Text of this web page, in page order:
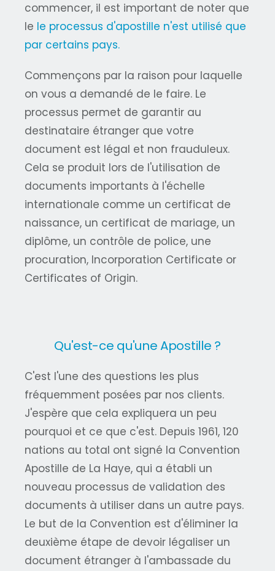
commencer, il est important de noter que
le le processus d'apostille n'est utilisé que
par certains pays.
Commençons par la raison pour laquelle
on vous a demandé de le faire. Le
processus permet de garantir au
destinataire étranger que votre
document est légal et non frauduleux.
Cela se produit lors de l'utilisation de
documents importants à l'échelle
internationale comme un certificat de
naissance, un certificat de mariage, un
diplôme, un contrôle de police, une
procuration, Incorporation Certificate or
Certificates of Origin.
Qu'est-ce qu'une Apostille ?
C'est l'une des questions les plus
fréquemment posées par nos clients.
J'espère que cela expliquera un peu
pourquoi et ce que c'est. Depuis 1961, 120
nations au total ont signé la Convention
Apostille de La Haye, qui a établi un
nouveau processus de validation des
documents à utiliser dans un autre pays.
Le but de la Convention est d'éliminer la
deuxième étape de devoir légaliser un
document étranger à l'ambassade du